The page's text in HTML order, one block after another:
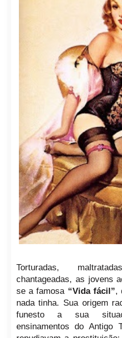
Torturadas,
chantageadas, as jovens
se a famosa “Vida fácil”,
nada tinha. Sua origem
funesto a sua
ensinamentos do Antigo